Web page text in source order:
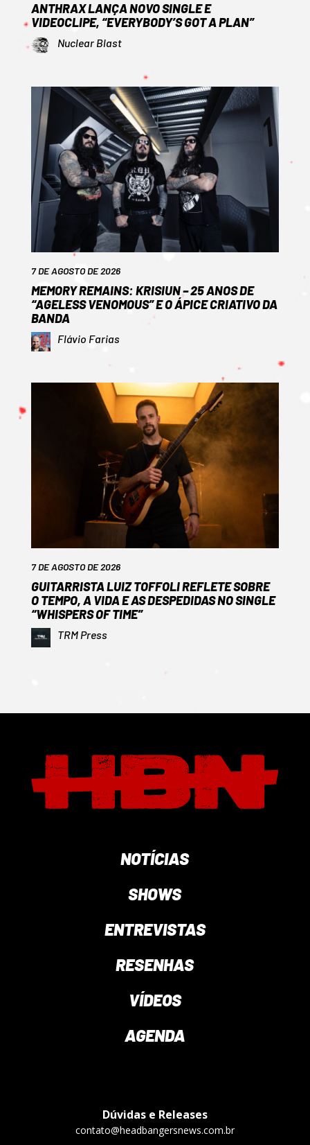
ANTHRAX LANÇA NOVO SINGLE E
VIDEOCLIPE, “EVERYBODY’S GOT A PLAN”
Nuclear Blast
7 DE AGOSTO DE 2026
MEMORY REMAINS: KRISIUN – 25 ANOS DE
“AGELESS VENOMOUS” E O ÁPICE CRIATIVO DA
BANDA
Flávio Farias
7 DE AGOSTO DE 2026
GUITARRISTA LUIZ TOFFOLI REFLETE SOBRE
O TEMPO, A VIDA E AS DESPEDIDAS NO SINGLE
“WHISPERS OF TIME”
TRM Press
NOTÍCIAS
SHOWS
ENTREVISTAS
RESENHAS
VÍDEOS
AGENDA
Dúvidas e Releases
contato@headbangersnews.com.br